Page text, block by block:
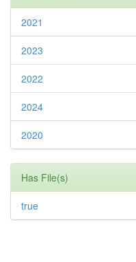
2021
2023
2022
2024
2020
Has File(s)
true